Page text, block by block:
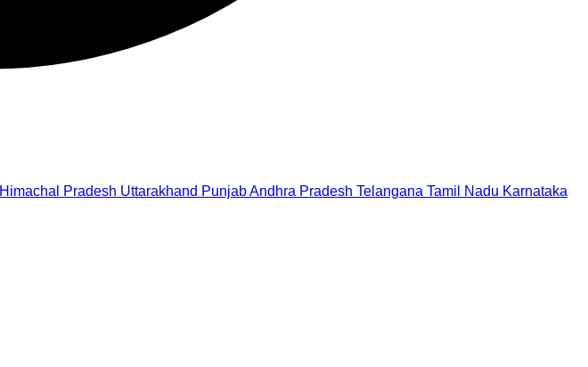
Himachal Pradesh Uttarakhand PunjabAndhra Pradesh Telangana Tamil Nadu Karnataka